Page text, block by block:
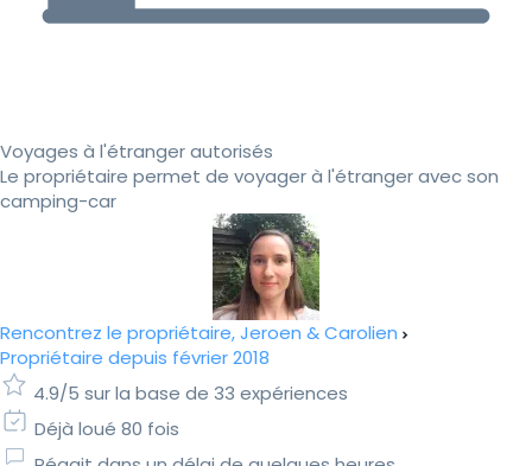
Voyages à l'étranger autorisés
Le propriétaire permet de voyager à l'étranger avec son
camping-car
Rencontrez le propriétaire, Jeroen & Carolien
Propriétaire depuis février 2018
4.9/5 sur la base de 33 expériences
Déjà loué 80 fois